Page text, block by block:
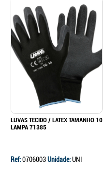
LUVAS TECIDO / LATEX TAMANHO 10
LAMPA 71385
Ref:0706003Unidade:UNI